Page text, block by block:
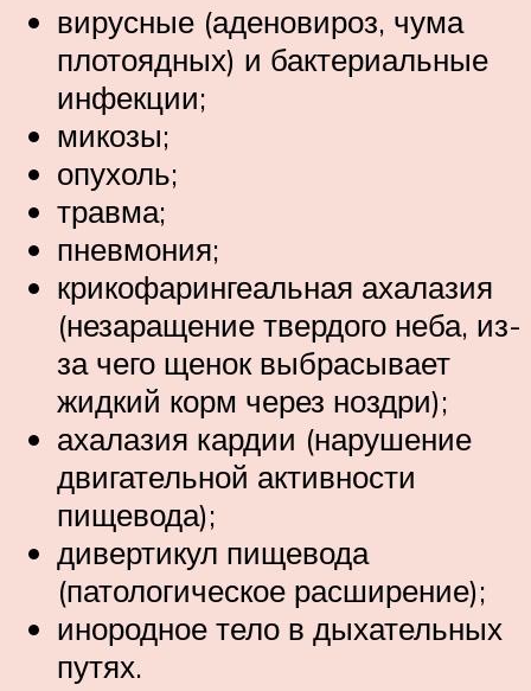
вирусные (аденовироз, чума
плотоядных) и бактериальные
инфекции;
микозы;
опухоль;
травма;
пневмония;
крикофарингеальная ахалазия
(незаращение твердого неба, из-
за чего щенок выбрасывает
жидкий корм через ноздри);
ахалазия кардии (нарушение
двигательной активности
пищевода);
дивертикул пищевода
(патологическое расширение);
инородное тело в дыхательных
путях.